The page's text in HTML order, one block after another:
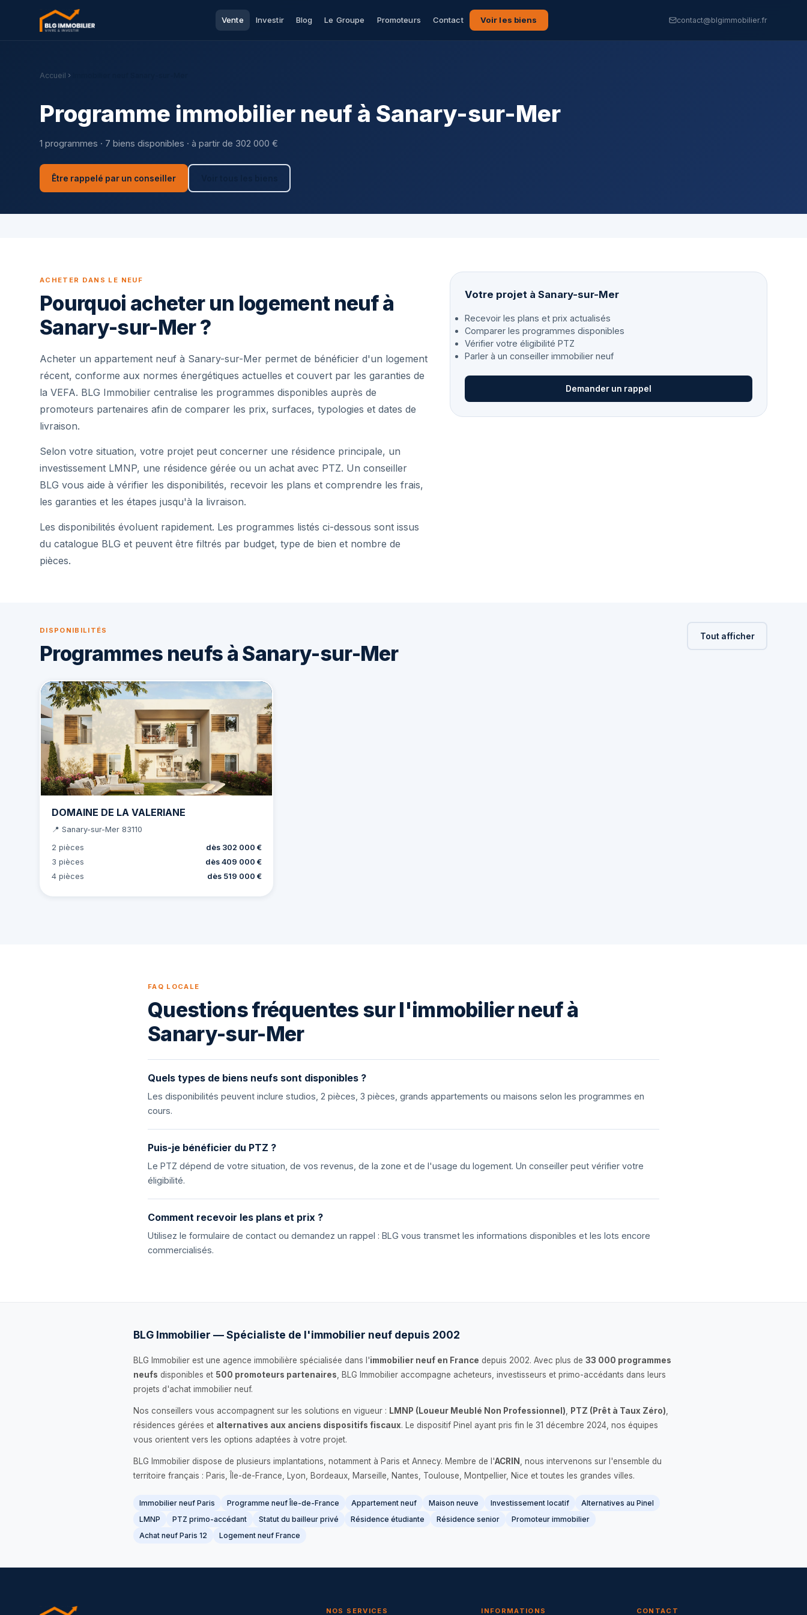
Vente Investir Blog Le Groupe Promoteurs Contact Voir les biens contact@blgimmobilier.fr
Accueil
Programme immobilier neuf à Sanary-sur-Mer
1 programmes · 7 biens disponibles · à partir de 302 000 €
Être rappelé par un conseiller
ACHETER DANS LE NEUF
Pourquoi acheter un logement neuf à
Sanary-sur-Mer ?
Acheter un appartement neuf à Sanary-sur-Mer permet de bénéficier d'un logement
récent, conforme aux normes énergétiques actuelles et couvert par les garanties de
la VEFA. BLG Immobilier centralise les programmes disponibles auprès de
promoteurs partenaires afin de comparer les prix, surfaces, typologies et dates de
livraison.
Selon votre situation, votre projet peut concerner une résidence principale, un
investissement LMNP, une résidence gérée ou un achat avec PTZ. Un conseiller
BLG vous aide à vérifier les disponibilités, recevoir les plans et comprendre les frais,
les garanties et les étapes jusqu'à la livraison.
Les disponibilités évoluent rapidement. Les programmes listés ci-dessous sont issus
du catalogue BLG et peuvent être filtrés par budget, type de bien et nombre de
pièces.
Votre projet à Sanary-sur-Mer
Recevoir les plans et prix actualisés
Comparer les programmes disponibles
Vérifier votre éligibilité PTZ
Parler à un conseiller immobilier neuf
Demander un rappel
DISPONIBILITÉS
Programmes neufs à Sanary-sur-Mer
Tout afficher
DOMAINE DE LA VALERIANE
📍 Sanary-sur-Mer 83110
2 pièces
dès 302 000 €
3 pièces
dès 409 000 €
4 pièces
dès 519 000 €
FAQ LOCALE
Questions fréquentes sur l'immobilier neuf à
Sanary-sur-Mer
Quels types de biens neufs sont disponibles ?
Les disponibilités peuvent inclure studios, 2 pièces, 3 pièces, grands appartements ou maisons selon les programmes en
cours.
Puis-je bénéficier du PTZ ?
Le PTZ dépend de votre situation, de vos revenus, de la zone et de l'usage du logement. Un conseiller peut vérifier votre
éligibilité.
Comment recevoir les plans et prix ?
Utilisez le formulaire de contact ou demandez un rappel : BLG vous transmet les informations disponibles et les lots encore
commercialisés.
BLG Immobilier — Spécialiste de l'immobilier neuf depuis 2002
BLG Immobilier est une agence immobilière spécialisée dans l'immobilier neuf en France depuis 2002. Avec plus de 33 000 programmes
neufs disponibles et 500 promoteurs partenaires , BLG Immobilier accompagne acheteurs, investisseurs et primo-accédants dans leurs
projets d'achat immobilier neuf.
Nos conseillers vous accompagnent sur les solutions en vigueur : LMNP (Loueur Meublé Non Professionnel) PTZ (Prêt à Taux Zéro)
résidences gérées et alternatives aux anciens dispositifs fiscaux. Le dispositif Pinel ayant pris fin le 31 décembre 2024, nos équipes
vous orientent vers les options adaptées à votre projet.
BLG Immobilier dispose de plusieurs implantations, notamment à Paris et Annecy. Membre de l'ACRIN
, nous intervenons sur l'ensemble du
territoire français : Paris, Île-de-France, Lyon, Bordeaux, Marseille, Nantes, Toulouse, Montpellier, Nice et toutes les grandes villes.
Immobilier neuf Paris Programme neuf Île-de-France Appartement neuf Maison neuve Investissement locatif
Alternatives au Pinel
LMNP
PTZ primo-accédant Statut du bailleur privé Résidence étudiante Résidence senior
Promoteur immobilier
Achat neuf Paris 12
Logement neuf France
NOS SERVICES INFORMATIONS CONTACT